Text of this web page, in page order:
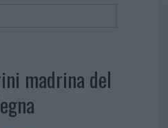
madrina del